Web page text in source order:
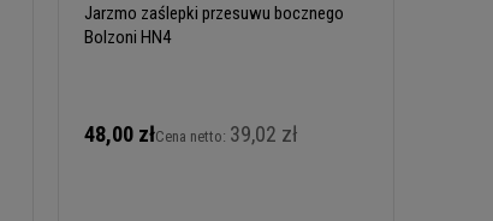
Jarzmo zaślepki przesuwu bocznego
Bolzoni HN4
48,00 złCena netto: 39,02 zł